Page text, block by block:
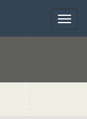
Toggle
Toggle